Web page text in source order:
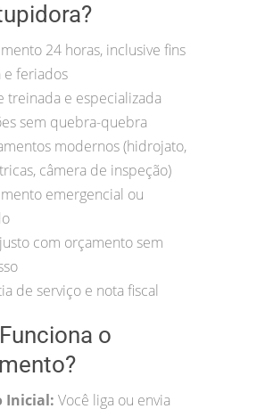
24 horas, inclusive fins
e feriados
treinada e especializada
sem quebra-quebra
modernos (hidrojato,
câmera de inspeção)
emergencial ou
com orçamento sem
de serviço e nota fiscal
o
Inicial: Você liga ou envia